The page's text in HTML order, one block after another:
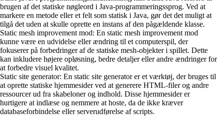
brugen af det statiske nøgleord i Java-programmeringssprog. Ved at
markere en metode eller et felt som statisk i Java, gør det det muligt at
tilgå det uden at skulle oprette en instans af den pågældende klasse.
Static mesh improvement mod: En static mesh improvement mod
kunne være en udvidelse eller ændring til et computerspil, der
fokuserer på forbedringer af de statiske mesh-objekter i spillet. Dette
kan inkludere højere opløsning, bedre detaljer eller andre ændringer for
at forbedre visuel kvalitet.
Static site generator: En static site generator er et værktøj, der bruges til
at oprette statiske hjemmesider ved at generere HTML-filer og andre
ressourcer ud fra skabeloner og indhold. Disse hjemmesider er
hurtigere at indlæse og nemmere at hoste, da de ikke kræver
databaseforbindelse eller serverudførelse af scripts.